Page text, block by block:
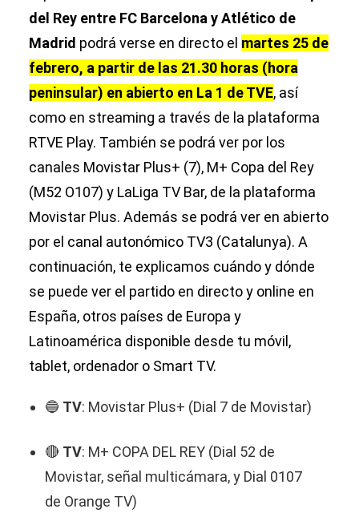
del Rey entre FC Barcelona y Atlético de
Madrid podrá verse en directo el martes 25 de
febrero, a partir de las 21.30 horas (hora
peninsular) en abierto en La 1 de TVE, así
como en streaming a través de la plataforma
RTVE Play. También se podrá ver por los
canales Movistar Plus+ (7), M+ Copa del Rey
(M52 O107) y LaLiga TV Bar, de la plataforma
Movistar Plus. Además se podrá ver en abierto
por el canal autonómico TV3 (Catalunya). A
continuación, te explicamos cuándo y dónde
se puede ver el partido en directo y online en
España, otros países de Europa y
Latinoamérica disponible desde tu móvil,
tablet, ordenador o Smart TV.
🔵 TV: Movistar Plus+ (Dial 7 de Movistar)
🔴 TV: M+ COPA DEL REY (Dial 52 de
Movistar, señal multicámara, y Dial 0107
de Orange TV)